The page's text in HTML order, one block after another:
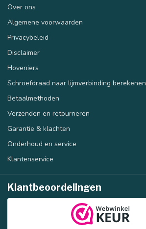
Over ons
Algemene voorwaarden
Privacybeleid
Disclaimer
Hoveniers
Schroefdraad naar lijmverbinding berekenen
Betaalmethoden
Verzenden en retourneren
Garantie & klachten
Onderhoud en service
Klantenservice
Klantbeoordelingen